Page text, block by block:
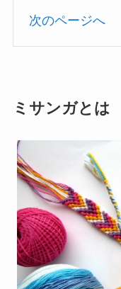
次のページへ
ミサンガとは